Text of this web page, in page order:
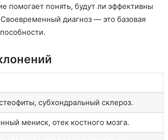
помогает понять, будут ли эффективны
диагноз — это базовая
субхондральный склероз.
мениск, отек костного мозга.